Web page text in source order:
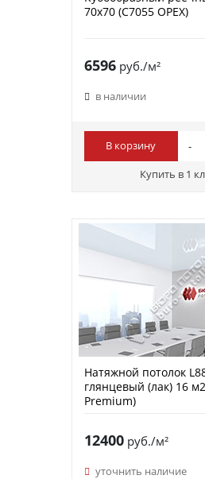
70х70 (C7055 ОРЕХ)
6596руб./м²
в наличии
В корзину
Купить в 1
Натяжной потолок
глянцевый (лак) 16
Premium)
12400руб./м²
уточнить наличие